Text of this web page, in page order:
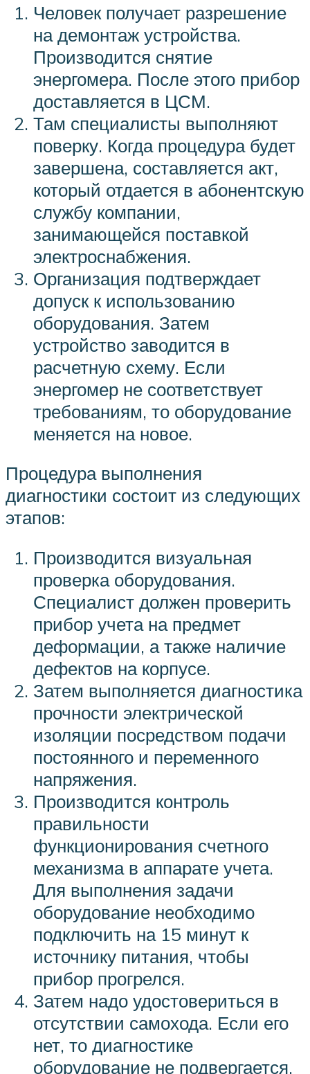
Человек получает разрешение
на демонтаж устройства.
Производится снятие
энергомера. После этого прибор
доставляется в ЦСМ.
Там специалисты выполняют
поверку. Когда процедура будет
завершена, составляется акт,
который отдается в абонентскую
службу компании,
занимающейся поставкой
электроснабжения.
Организация подтверждает
допуск к использованию
оборудования. Затем
устройство заводится в
расчетную схему. Если
энергомер не соответствует
требованиям, то оборудование
меняется на новое.
Процедура выполнения
диагностики состоит из следующих
этапов:
Производится визуальная
проверка оборудования.
Специалист должен проверить
прибор учета на предмет
деформации, а также наличие
дефектов на корпусе.
Затем выполняется диагностика
прочности электрической
изоляции посредством подачи
постоянного и переменного
напряжения.
Производится контроль
правильности
функционирования счетного
механизма в аппарате учета.
Для выполнения задачи
оборудование необходимо
подключить на 15 минут к
источнику питания, чтобы
прибор прогрелся.
Затем надо удостовериться в
отсутствии самохода. Если его
нет, то диагностике
оборудование не подвергается.